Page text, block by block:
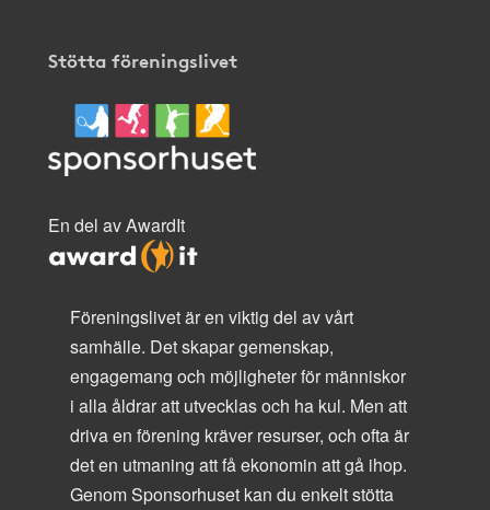
Stötta föreningslivet
En del av AwardIt
Föreningslivet är en viktig del av vårt
samhälle. Det skapar gemenskap,
engagemang och möjligheter för människor
i alla åldrar att utvecklas och ha kul. Men att
driva en förening kräver resurser, och ofta är
det en utmaning att få ekonomin att gå ihop.
Genom Sponsorhuset kan du enkelt stötta